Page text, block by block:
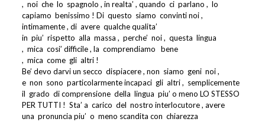
, noi che lo spagnolo , in realta’ , quando ci parlano , lo
capiamo benissimo ! Di questo siamo convinti noi ,
intimamente , di avere qualche qualita’
in piu’ rispetto alla massa , perche’ noi , questa lingua
, mica cosi’ difficile , la comprendiamo
bene
, mica come gli altri !
Be’ devo darvi un secco dispiacere , non siamo geni noi ,
e non sono particolarmente incapaci gli altri , semplicemente
il grado di comprensione della lingua piu’ o meno LO STESSO
PER TUTTI ! Sta’ a carico del nostro interlocutore , avere
una pronuncia piu’ o meno scandita con chiarezza